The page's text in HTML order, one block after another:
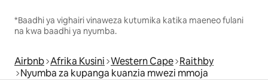
*Baadhi ya vighairi vinaweza kutumika katika maeneo fulani
na kwa baadhi ya nyumba.
Airbnb Afrika Kusini Western Cape Raithby
Nyumba za kupanga kuanzia mwezi mmoja